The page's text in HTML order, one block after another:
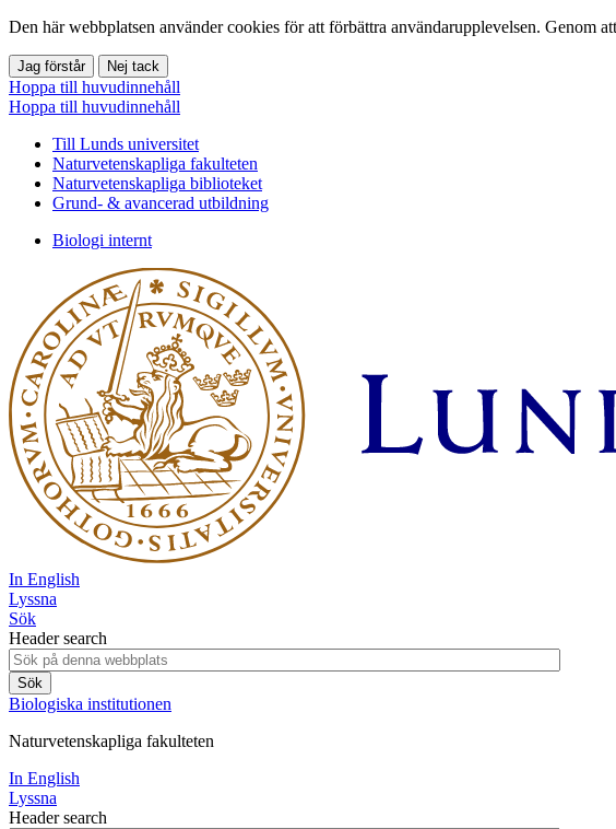
Den här webbplatsen använder cookies för att förbättra användarupplevelsen. Genom
Jag förstår Nej tack
Hoppa till huvudinnehåll
Hoppa till huvudinnehåll
Till Lunds universitet
Naturvetenskapliga fakulteten
Naturvetenskapliga biblioteket
Grund- & avancerad utbildning
Biologi internt
In English
Lyssna
Sök
Header search
Biologiska institutionen
Naturvetenskapliga fakulteten
In English
Lyssna
Header search